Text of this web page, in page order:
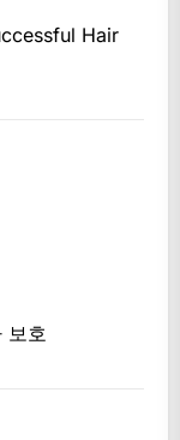
Hair
보호